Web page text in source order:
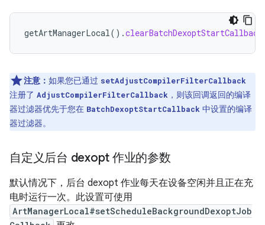
getArtManagerLocal().clearBatchDexoptStartCallback
注意： 如果您已通过 setAdjustCompilerFilterCallback
注册了 AdjustCompilerFilterCallback ，则该回调返回的编译
器过滤器优先于您在 BatchDexoptStartCallback 中设置的编译
器过滤器。
自定义后台 dexopt 作业的参数
默认情况下，后台 dexopt 作业每天在设备空闲并且正在充
电时运行一次。此设置可使用
ArtManagerLocal#setScheduleBackgroundDexoptJob